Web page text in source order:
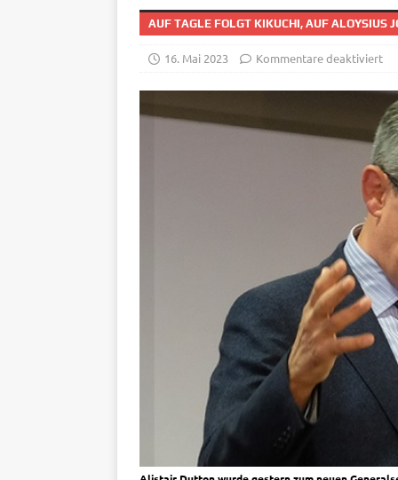
AUF TAGLE FOLGT KIKUCHI, AUF ALOYSIUS
16. Mai 2023 Kommentare deaktiviert